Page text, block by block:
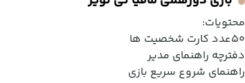
محتویات:
50عدد کارت شخصیت ها
دفترچه راهنمای مدیر
راهنمای شروع سریع بازی